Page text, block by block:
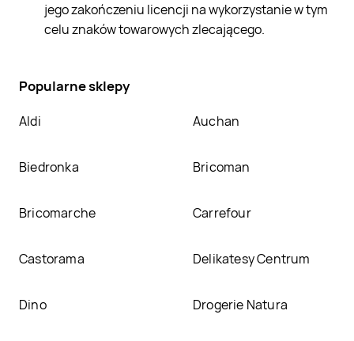
jego zakończeniu licencji na wykorzystanie w tym
celu znaków towarowych zlecającego.
Popularne sklepy
Aldi Auchan
Biedronka Bricoman
Bricomarche Carrefour
Castorama Delikatesy Centrum
Dino Drogerie Natura